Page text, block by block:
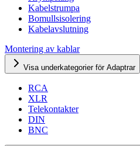
Kabelstrumpa
Bomullsisolering
Kabelavslutning
Montering av kablar
Visa underkategorier för Adaptrar
RCA
XLR
Telekontakter
DIN
BNC